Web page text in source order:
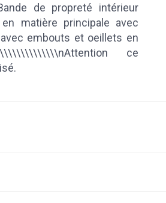
de propreté intérieur
matière principale avec
embouts et oeillets en
ce